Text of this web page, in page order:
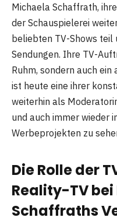
Michaela Schaffrath,
der Schauspielerei
beliebten TV-Shows teil
Sendungen. Ihre TV-
Ruhm, sondern auch ein
ist heute eine ihrer
weiterhin als
und auch immer wieder
Werbeprojekten zu
Die Rolle der
Reality-TV
Schaffraths